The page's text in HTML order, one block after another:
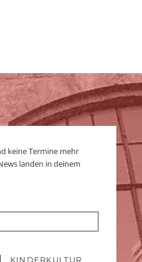
keine Termine mehr
landen in deinem
KINDERKULTUR